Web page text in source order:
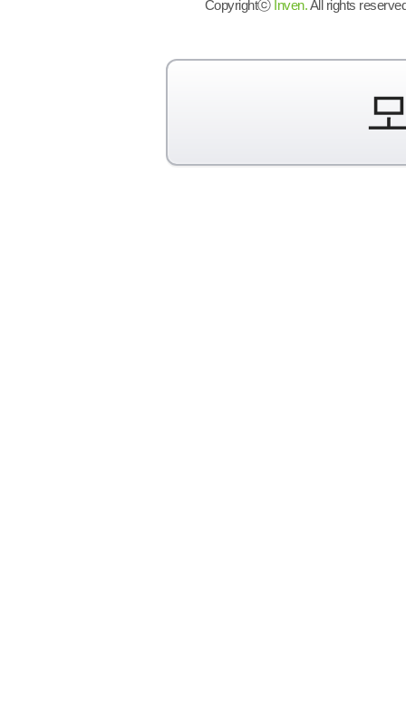
Copyrightⓒ Inven.All rights